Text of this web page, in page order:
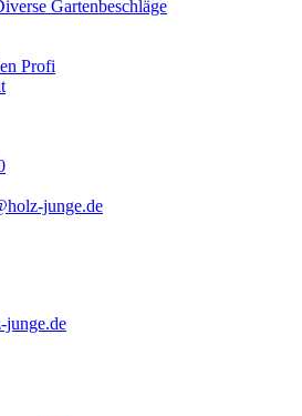
Gartenbeschläge
Profi
junge.de
junge.de